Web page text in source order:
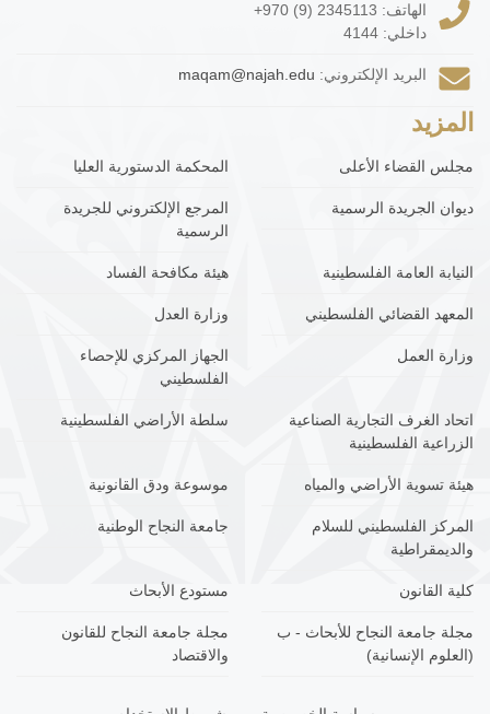
الهاتف: +970 (9) 2345113
داخلي: 4144
البريد الإلكتروني: maqam@najah.edu
المزيد
مجلس القضاء الأعلى المحكمة الدستورية العليا
ديوان الجريدة الرسمية
المرجع الإلكتروني للجريدة
الرسمية
النيابة العامة الفلسطينية هيئة مكافحة الفساد
المعهد القضائي الفلسطيني وزارة العدل
وزارة العمل
الجهاز المركزي للإحصاء
الفلسطيني
اتحاد الغرف التجارية الصناعية
الزراعية الفلسطينية
سلطة الأراضي الفلسطينية
هيئة تسوية الأراضي والمياه موسوعة ودق القانونية
المركز الفلسطيني للسلام
والديمقراطية
جامعة النجاح الوطنية
كلية القانون مستودع الأبحاث
مجلة جامعة النجاح للأبحاث - ب
(العلوم الإنسانية)
مجلة جامعة النجاح للقانون
والاقتصاد